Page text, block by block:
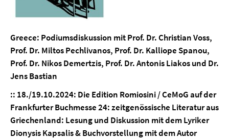
Greece: Podiumsdiskussion mit Prof. Dr. Christian Voss,
Prof. Dr. Miltos Pechlivanos, Prof. Dr. Kalliope Spanou,
Prof. Dr. Nikos Demertzis, Prof. Dr. Antonis Liakos und Dr.
Jens Bastian
:: 18./19.10.2024: Die Edition Romiosini / CeMoG auf der
Frankfurter Buchmesse 24: zeitgenössische Literatur aus
Griechenland: Lesung und Diskussion mit dem Lyriker
Dionysis Kapsalis & Buchvorstellung mit dem Autor